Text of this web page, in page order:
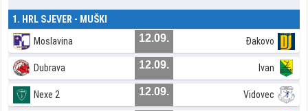
1. HRL SJEVER - MUŠKI
Moslavina 12.09. Đakovo
Dubrava 12.09. Ivan
Nexe 2 12.09. Vidovec